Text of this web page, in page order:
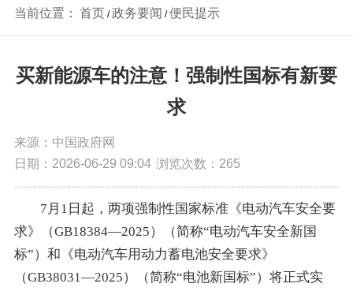
当前位置： 首页 /政务要闻 /便民提示
买新能源车的注意！强制性国标有新要
求
来源：中国政府网
日期：2026-06-29 09:04 浏览次数： 265
7月1日起，两项强制性国家标准《电动汽车安全要
求》（GB18384—2025）（简称“电动汽车安全新国
标”）和《电动汽车用动力蓄电池安全要求》
（GB38031—2025）（简称“电池新国标”）将正式实